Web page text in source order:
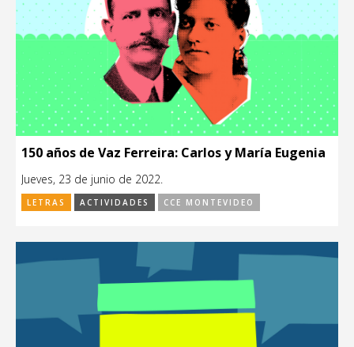
150 años de Vaz Ferreira: Carlos y María Eugenia
Jueves, 23 de junio de 2022.
LETRAS ACTIVIDADES CCE MONTEVIDEO